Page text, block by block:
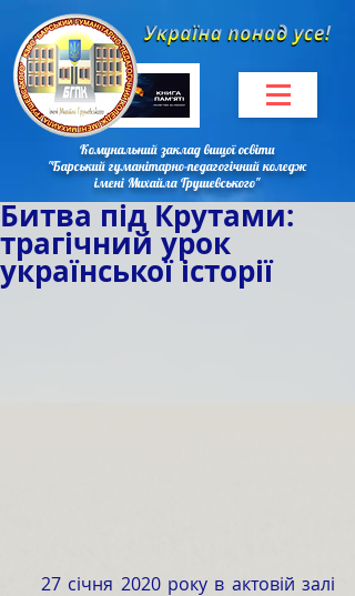
Комунальний заклад вищої освіти
"Барський гуманітарно-педагогічний коледж
імені Михайла Грушевського"
Битва під Крутами:
трагічний урок
української історії